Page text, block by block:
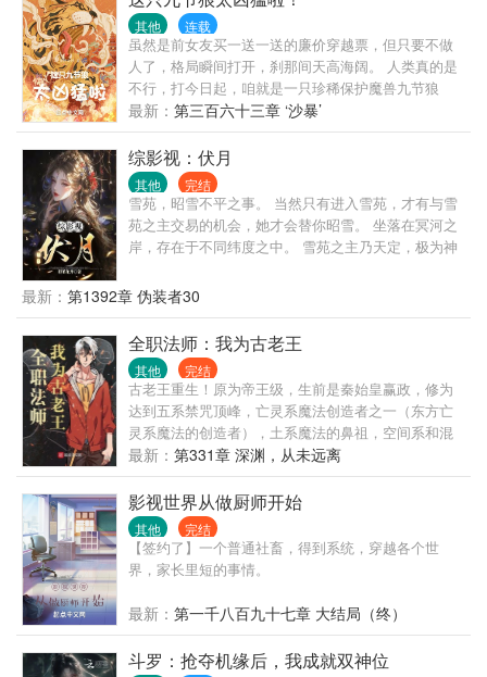
实力够强的人才能享受到以上两点，否则，考虑砍号
重来吧。 然修真界不少男神都是我的前男友，但我真
的是有原则的女修，你看了就知道了。 > 感谢各位旁
友的点赞和关心，问我考不考虑你的，我这就准备和
师哥飞升了。祝好。 【贴士：女主是女版楚留香，单
元恋爱，过程1从一而终，不喜点X】 公告：天三更，
么么哒 作者的其他小说： 现言： 我有特殊沟通技巧
转发一万条锦鲤求死 这是一篇悬疑文 真实副本 离魂
记 竹马使用手册 [重生]柴米油盐诗酒花 古言：亲卿爱
卿 末世：[末世]复制品 同人：[火影]上善若水 这是我
的专栏求包养↓↓↓ #f□□
其他 连载
虽然是前女友买一送一送的廉价穿越票，但只要不做
人了，格局瞬间打开，刹那间天高海阔。 人类真的是
不行，打今日起，咱就是一只珍稀保护魔兽九节狼
啦！ 那么问题来了，作为一只‘濒危魔兽’，开局就在地
下室中的一个笼子里，是不是搞错了什么？ （九节狼
的自我培养之路，全新教程，手把手教你如何在异世
界优雅地生活，以及成为一只更凶猛更可怕的魔兽）
（ps：现实中的九节狼，学名‘小熊猫’，另有别名‘金
狗’‘红熊猫’等，因为这样那样的原因，有些人会将其与
大熊猫幼崽、浣熊、貉、‘干脆面’等混淆，但其实不
是，是不同的物种）
最新： 第三百六十三章 ‘沙暴’
综影视：伏月
其他 完结
雪苑，昭雪不平之事。 当然只有进入雪苑，才有与雪
苑之主交易的机会，她才会替你昭雪。 坐落在冥河之
岸，存在于不同纬度之中。 雪苑之主乃天定，极为神
鬼魅浮生，雪苑之主伏月有着一双极其诡异的黑色瞳
仁。 是一个…收藏家，算是吧。 “愿这世上每一个女
鬼，都能雪恨。”
最新： 第1392章 伪装者30
全职法师：我为古老王
其他 完结
古老王重生！原为帝王级，生前是秦始皇赢政，修为
达到五系禁咒顶峰，亡灵系魔法创造者之一（东方亡
灵系魔法的创造者），土系魔法的鼻祖，空间系和混
沌系魔法的禁咒强者。生前雄才大略，坐拥万古江
山，世界无可比拟的帝王，魔法造诣强大无人能及，
亲手开创东方...
最新： 第331章 深渊，从未远离
影视世界从做厨师开始
其他 完结
【签约了】一个普通社畜，得到系统，穿越各个世
界，家长里短的事情。
最新： 第一千八百九十七章 大结局（终）
斗罗：抢夺机缘后，我成就双神位